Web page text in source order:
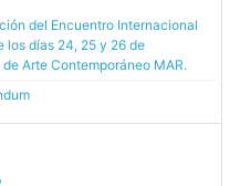
del Encuentro Internacional
los días 24, 25 y 26 de
Arte Contemporáneo MAR.